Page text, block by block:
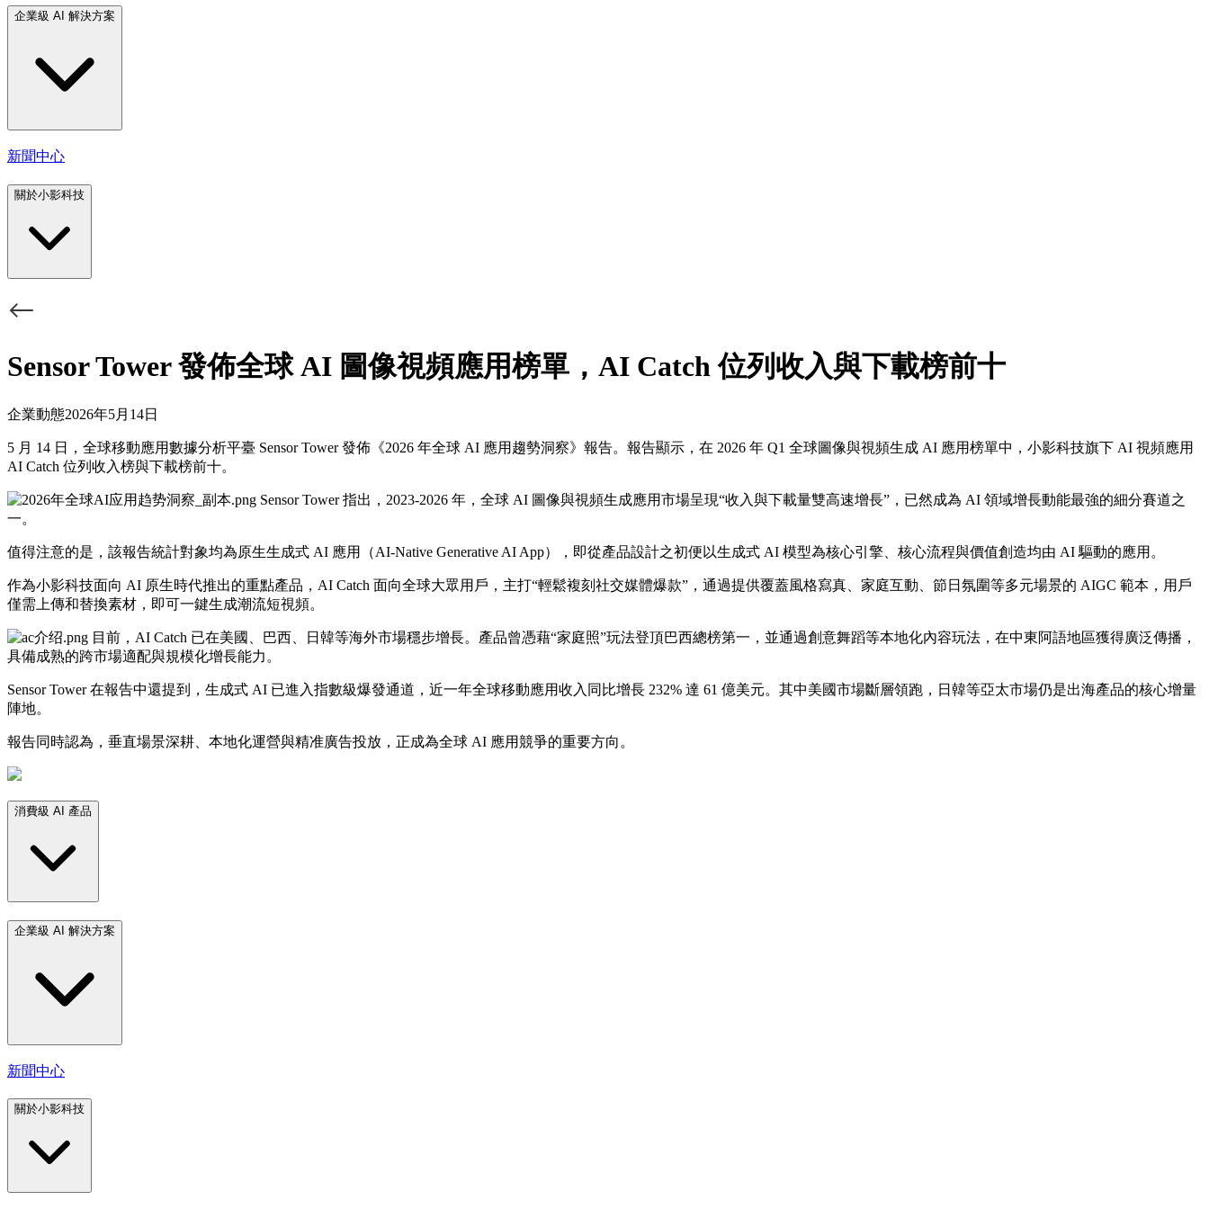
企業級 AI 解決方案
新聞中心
關於小影科技
Sensor Tower 發佈全球 AI 圖像視頻應用榜單，AI Catch 位列收入與下載榜前十
企業動態2026年5月14日
5 月 14 日，全球移動應用數據分析平臺 Sensor Tower 發佈《2026 年全球 AI 應用趨勢洞察》報告。報告顯示，在 2026 年 Q1 全球圖像與視頻生成 AI 應用榜單中，小影科技旗下 AI 視頻應用
AI Catch 位列收入榜與下載榜前十。
Sensor Tower 指出，2023-2026 年，全球 AI 圖像與視頻生成應用市場呈現“收入與下載量雙高速增長”，已然成為 AI 領域增長動能最強的細分賽道之
一。
值得注意的是，該報告統計對象均為原生生成式 AI 應用（AI-Native Generative AI App），即從產品設計之初便以生成式 AI 模型為核心引擎、核心流程與價值創造均由 AI 驅動的應用。
作為小影科技面向 AI 原生時代推出的重點產品，AI Catch 面向全球大眾用戶，主打“輕鬆複刻社交媒體爆款”，通過提供覆蓋風格寫真、家庭互動、節日氛圍等多元場景的 AIGC 範本，用戶
僅需上傳和替換素材，即可一鍵生成潮流短視頻。
目前，AI Catch 已在美國、巴西、日韓等海外市場穩步增長。產品曾憑藉“家庭照”玩法登頂巴西總榜第一，並通過創意舞蹈等本地化內容玩法，在中東阿語地區獲得廣泛傳播，
具備成熟的跨市場適配與規模化增長能力。
Sensor Tower 在報告中還提到，生成式 AI 已進入指數級爆發通道，近一年全球移動應用收入同比增長 232% 達 61 億美元。其中美國市場斷層領跑，日韓等亞太市場仍是出海產品的核心增量
陣地。
報告同時認為，垂直場景深耕、本地化運營與精准廣告投放，正成為全球 AI 應用競爭的重要方向。
消費級 AI 產品
企業級 AI 解決方案
新聞中心
關於小影科技